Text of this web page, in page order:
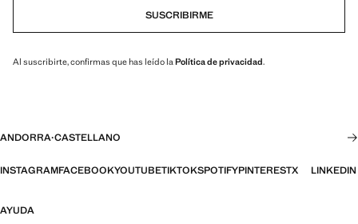
SUSCRIBIRME
Al suscribirte, confirmas que has leído la Política de privacidad.
ANDORRA·CASTELLANO
INSTAGRAMFACEBOOKYOUTUBETIKTOKSPOTIFYPINTERESTX LINKEDIN
AYUDA